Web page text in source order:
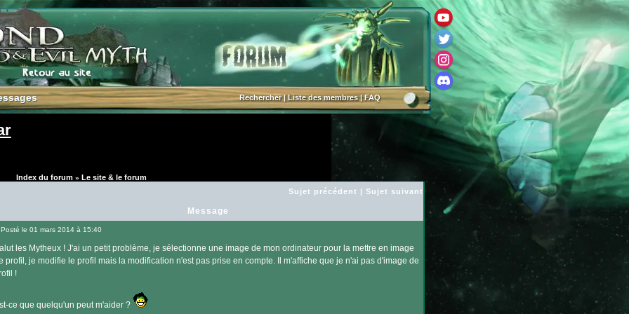
Rechercher|Liste des membres|FAQ
Index du forum» Le site & le forum
Sujet précédent | Sujet suivant
Message
Posté le 01 mars 2014 à 15:40
les Mytheux ! J'ai un petit problème, je sélectionne une image de mon ordinateur pour la mettre en image
profil, je modifie le profil mais la modification n'est pas prise en compte. Il m'affiche que je n'ai pas d'image de
!
ce que quelqu'un peut m'aider ?